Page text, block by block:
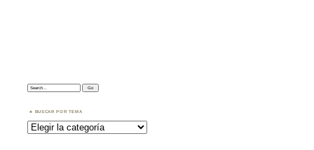
Search:
BUSCAR POR TEMA
Buscar
por
Tema